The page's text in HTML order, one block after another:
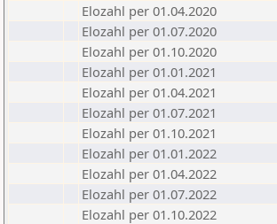
Elozahl per 01.04.2020
Elozahl per 01.07.2020
Elozahl per 01.10.2020
Elozahl per 01.01.2021
Elozahl per 01.04.2021
Elozahl per 01.07.2021
Elozahl per 01.10.2021
Elozahl per 01.01.2022
Elozahl per 01.04.2022
Elozahl per 01.07.2022
Elozahl per 01.10.2022